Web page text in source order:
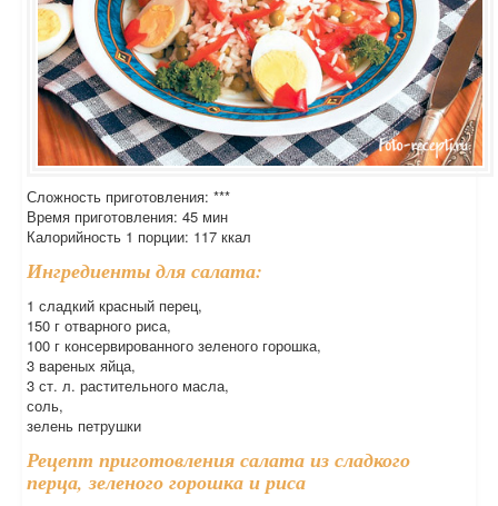
Сложность приготовления: ***
Время приготовления: 45 мин
Калорийность 1 порции: 117 ккал
Ингредиенты для салата:
1 сладкий красный перец,
150 г отварного риса,
100 г консервированного зеленого горошка,
3 вареных яйца,
3 ст. л. растительного масла,
соль,
зелень петрушки
Рецепт приготовления салата из сладкого
перца, зеленого горошка и риса